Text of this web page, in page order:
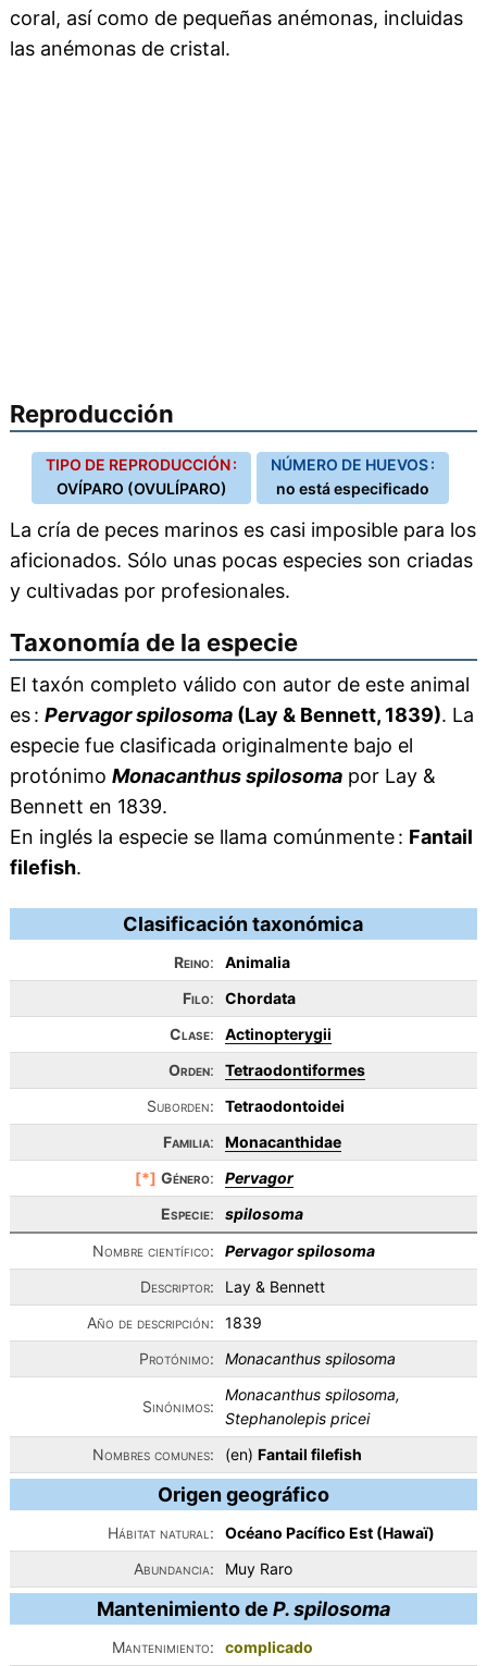
coral, así como de pequeñas anémonas, incluidas
las anémonas de cristal.
Reproducción
TIPO DE REPRODUCCIÓN :
OVÍPARO (OVULÍPARO)
NÚMERO DE HUEVOS :
no está especificado
La cría de peces marinos es casi imposible para los
aficionados. Sólo unas pocas especies son criadas
y cultivadas por profesionales.
Taxonomía de la especie
El taxón completo válido con autor de este animal
es : Pervagor spilosoma(Lay & Bennett, 1839). La
especie fue clasificada originalmente bajo el
protónimo Monacanthus spilosomapor Lay &
Bennett en 1839.
En inglés la especie se llama comúnmente : Fantail
filefish.
Clasificación taxonómica
Reino:
Animalia
Filo:
Chordata
Clase:
Actinopterygii
Orden:
Tetraodontiformes
Suborden:
Tetraodontoidei
Familia:
Monacanthidae
[*] Género:
Pervagor
Especie:
spilosoma
Nombre científico:
Pervagor spilosoma
Descriptor:
Lay & Bennett
Año de descripción:
1839
Protónimo:
Monacanthus spilosoma
Sinónimos:
Monacanthus spilosoma,
Stephanolepis pricei
Nombres comunes:
(en) Fantail filefish
Origen geográfico
Hábitat natural:
Océano Pacífico Est (Hawaï)
Abundancia:
Muy Raro
Mantenimiento de P. spilosoma
Mantenimiento: complicado